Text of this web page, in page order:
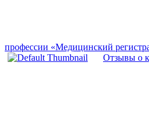
профессии «Медицинский
Отзывы о